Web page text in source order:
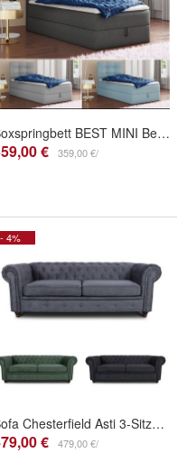
Boxspringbett BEST MINI Bettkästen, Jugendbett, Doppelbett Bonell-Matratze + Topper
€ 359,00 €/
- 4%
Sofa Chesterfield Asti 3-Sitzer, Couch 3-er, Glamour Design, Couchgarnitur, Holzfüße
€ 479,00 €/